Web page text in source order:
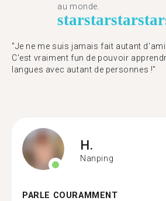
au monde.
starstarstarstar
"Je ne me suis jamais fait autant
C'est vraiment fun de pouvoir
langues avec autant de personnes !"
H.
Nanping
PARLE COURAMMENT